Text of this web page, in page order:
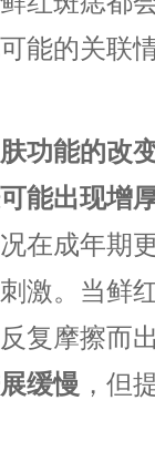
能的关联
功能的改
能出现增
在成年期
激。当鲜
复摩擦而
缓慢​ ，但